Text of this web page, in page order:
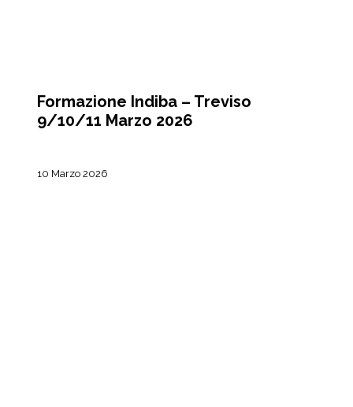
Formazione Indiba – Treviso
9/10/11 Marzo 2026
10 Marzo 2026